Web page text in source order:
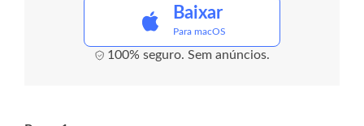
Baixar
Para macOS
100% seguro. Sem anúncios.